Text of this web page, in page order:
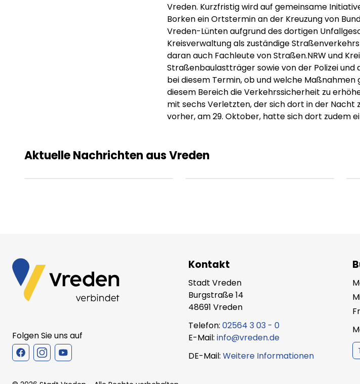
Vreden. Kurzfristig wird auf gemeinsame
Borken ein Ortstermin an der Kreuzung von
Vreden-Lünten aufgrund des dortigen
Kreisverwaltung als zuständige
daran auch Fachleute von Straßen.NRW und
Straßenbaulastträger sowie von der Polizei
bei diesem Termin, ob und welche
diesem Bereich die Verkehrssicherheit zu
mit sechs Verletzten, der sich dort in der Nacht
vorher, am 29. Oktober, hatte sich dort zudem
Aktuelle Nachrichten aus Vreden
amet.
Folgen Sie uns auf
Kontakt
Stadt Vreden
Burgstraße 14
48691 Vreden
Telefon: 02564 3 03 - 0
E-Mail: info@vreden.de
DE-Mail: Weitere Informationen